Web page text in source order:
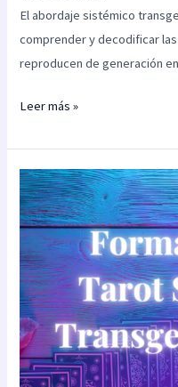
El abordaje sistémico
comprender y decodificar
reproducen de generación
Leer más »
Tarot
sistémico
transgeneracional®